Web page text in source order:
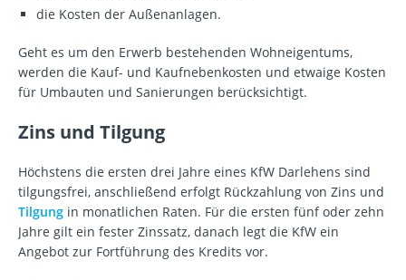
die Kosten der Außenanlagen.
Geht es um den Erwerb bestehenden Wohneigentums,
werden die Kauf- und Kaufnebenkosten und etwaige Kosten
für Umbauten und Sanierungen berücksichtigt.
Zins und Tilgung
Höchstens die ersten drei Jahre eines KfW Darlehens sind
tilgungsfrei, anschließend erfolgt Rückzahlung von Zins und
Tilgung in monatlichen Raten. Für die ersten fünf oder zehn
Jahre gilt ein fester Zinssatz, danach legt die KfW ein
Angebot zur Fortführung des Kredits vor.